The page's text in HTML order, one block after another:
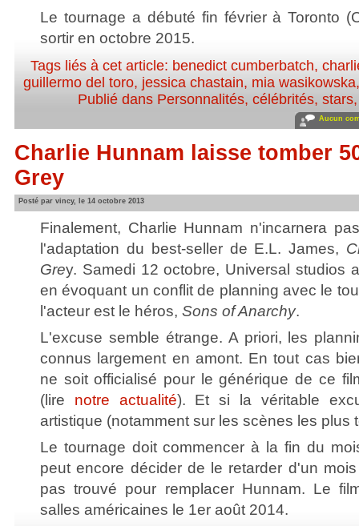
Le tournage a débuté fin février à Toronto
sortir en octobre 2015.
Tags liés à cet article: benedict cumberbatch,
guillermo del toro, jessica chastain, mia wasikowska
Publié dans Personnalités, célébrités, stars
Aucun
Charlie Hunnam laisse tomber
Grey
Posté par vincy, le 14 octobre 2013
Finalement, Charlie Hunnam n'incarnera
l'adaptation du best-seller de E.L. James,
Grey. Samedi 12 octobre, Universal studios
en évoquant un conflit de planning avec le
l'acteur est le héros, Sons of Anarchy.
L'excuse semble étrange. A priori, les
connus largement en amont. En tout cas
ne soit officialisé pour le générique de ce
(lire notre actualité). Et si la véritable
artistique (notamment sur les scènes les plus
Le tournage doit commencer à la fin du
peut encore décider de le retarder d'un
pas trouvé pour remplacer Hunnam. Le
salles américaines le 1er août 2014.